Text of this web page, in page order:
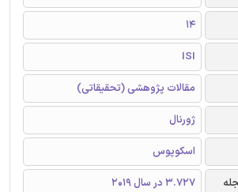
14
ISI
مقالات پژوهشی (تحقیقاتی)
ژورنال
اسکوپوس
3.727 در سال 2019